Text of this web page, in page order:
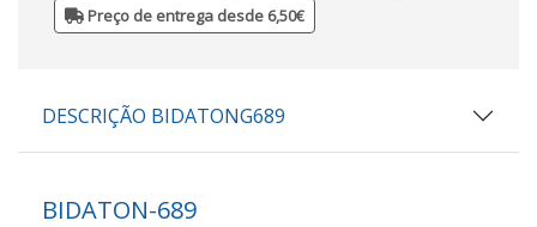
Preço de entrega desde 6,50€
DESCRIÇÃO BIDATONG689
BIDATON-689